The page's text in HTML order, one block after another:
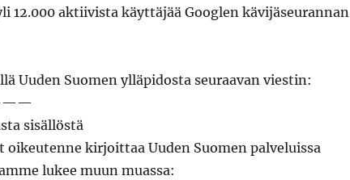
12.000 aktiivista käyttäjää Googlen kävijäseurannan
Uuden Suomen ylläpidosta seuraavan viestin:
sisällöstä
oikeutenne kirjoittaa Uuden Suomen palveluissa
lukee muun muassa: